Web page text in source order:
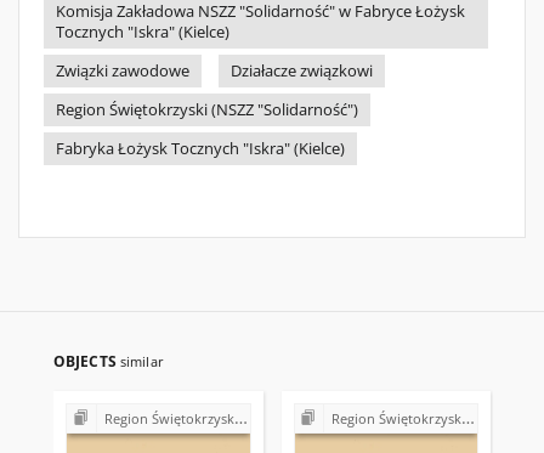
Komisja Zakładowa NSZZ "Solidarność" w Fabryce Łożysk
Tocznych "Iskra" (Kielce)
Związki zawodowe
Działacze związkowi
Region Świętokrzyski (NSZZ "Solidarność")
Fabryka Łożysk Tocznych "Iskra" (Kielce)
OBJECTS similar
Region Świętokrzyski NSZZ "Solidarność". Delegatura Starachowice Region Świętokrzyski NSZZ "Solidarność". Delegatura Starachowice